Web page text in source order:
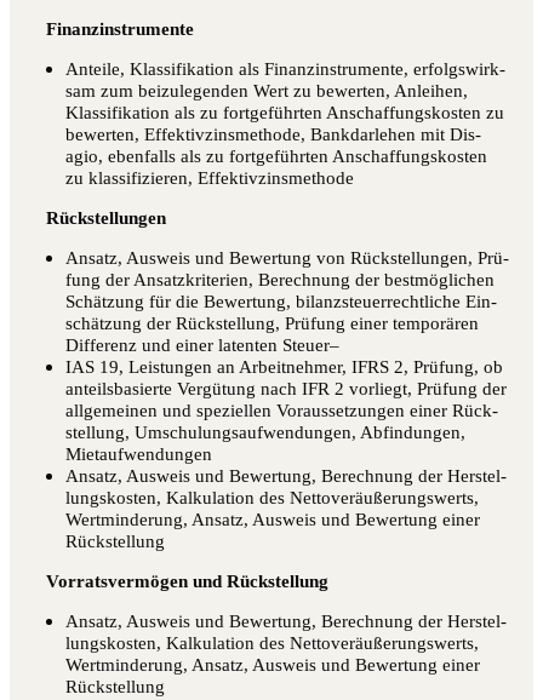
Finanz­in­stru­men­te
Antei­le, Klas­si­fi­ka­ti­on als Finanz­in­stru­men­te, erfolgs­wirk­
sam zum bei­zu­le­gen­den Wert zu bewer­ten, Anlei­hen,
Klas­si­fi­ka­ti­on als zu fort­ge­führ­ten Anschaf­fungs­kos­ten zu
bewer­ten, Effek­tiv­zins­me­tho­de, Bank­dar­le­hen mit Dis­
agio, eben­falls als zu fort­ge­führ­ten Anschaf­fungs­kos­ten
zu klas­si­fi­zie­ren, Effektivzinsmethode
Rück­stel­lun­gen
Ansatz, Aus­weis und Bewer­tung von Rück­stel­lun­gen, Prü­
fung der Ansatz­kri­te­ri­en, Berech­nung der best­mög­li­chen
Schät­zung für die Bewer­tung, bilanz­steu­er­recht­li­che Ein­
schät­zung der Rück­stel­lung, Prü­fung einer tem­po­rä­ren
Dif­fe­renz und einer laten­ten Steuer–
IAS 19, Leis­tun­gen an Arbeit­neh­mer, IFRS 2, Prü­fung, ob
anteils­ba­sier­te Ver­gü­tung nach IFR 2 vor­liegt, Prü­fung der
all­ge­mei­nen und spe­zi­el­len Vor­aus­set­zun­gen einer Rück­
stel­lung, Umschu­lungs­auf­wen­dun­gen, Abfin­dun­gen,
Mietaufwendungen
Ansatz, Aus­weis und Bewer­tung, Berech­nung der Her­stel­
lungs­kos­ten, Kal­ku­la­ti­on des Net­to­ver­äu­ße­rungs­werts,
Wert­min­de­rung, Ansatz, Aus­weis und Bewer­tung einer
Rückstellung
Vor­rats­ver­mö­gen und Rückstellung
Ansatz, Aus­weis und Bewer­tung, Berech­nung der Her­stel­
lungs­kos­ten, Kal­ku­la­ti­on des Net­to­ver­äu­ße­rungs­werts,
Wert­min­de­rung, Ansatz, Aus­weis und Bewer­tung einer
Rückstellung